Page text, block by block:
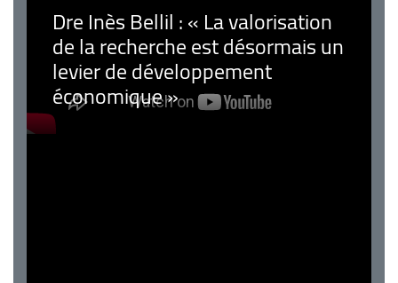
Dre Inès Bellil : « La valorisation
de la recherche est désormais un
levier de développement
économique »